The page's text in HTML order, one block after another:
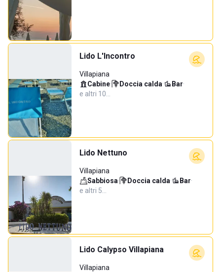
Lido L'Incontro
Villapiana
Cabine· Doccia calda· Bar·
e altri 10…
Lido Nettuno
Villapiana
Sabbiosa· Doccia calda· Bar·
e altri 5…
Lido Calypso Villapiana
Villapiana